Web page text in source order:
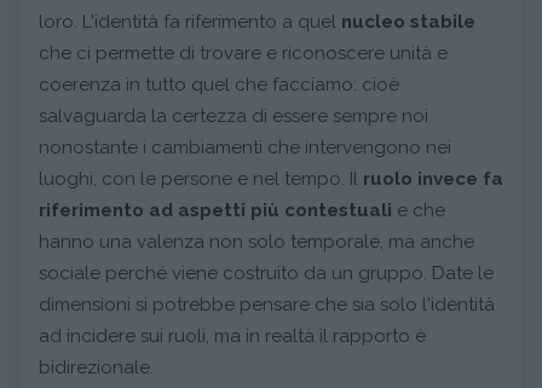
loro. L'identità fa riferimento a quel nucleo stabile
che ci permette di trovare e riconoscere unità e
coerenza in tutto quel che facciamo: cioè
salvaguarda la certezza di essere sempre noi
nonostante i cambiamenti che intervengono nei
luoghi, con le persone e nel tempo. Il ruolo invece fa
riferimento ad aspetti più contestuali e che
hanno una valenza non solo temporale, ma anche
sociale perché viene costruito da un gruppo. Date le
dimensioni si potrebbe pensare che sia solo l'identità
ad incidere sui ruoli, ma in realtà il rapporto è
bidirezionale.